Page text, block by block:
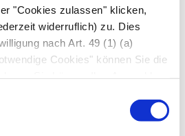
"Cookies zulassen" klicken,
widerruflich) zu. Dies
nach Art. 49 (1) (a)
Cookies" können Sie die
Text als auch für den
(falls vorhanden) gilt:
beiliegende
oder gesundheitlichen
sich bitte an Ihre Ärzt*in oder
der bereitgestellten